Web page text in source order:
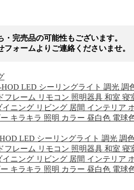
完売品の可能性もございます。
フォームよりご連絡くださいませ。
LED シーリングライト 調光 調
フレーム リモコン 照明器具 和室 寝
ニング リビング 居間 インテリア
キラキラ 照明 カラー 昼白色 電球
LED シーリングライト 調光 調
フレーム リモコン 照明器具 和室 寝
ニング リビング 居間 インテリア
キラキラ 照明 カラー 昼白色 電球